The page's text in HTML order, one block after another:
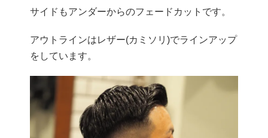
サイドもアンダーからのフェードカットです。
アウトラインはレザー(カミソリ)でラインアップ
をしています。